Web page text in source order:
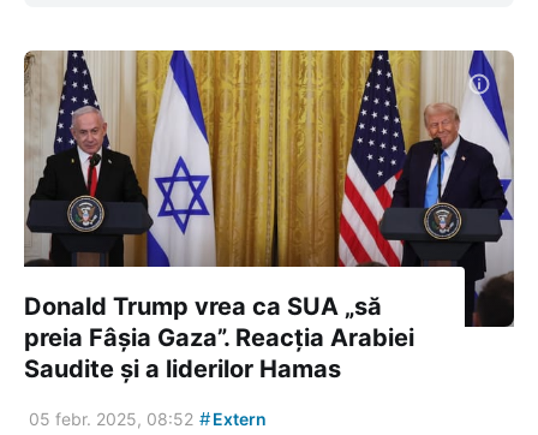
Donald Trump vrea ca SUA „să
preia Fâșia Gaza”. Reacția Arabiei
Saudite și a liderilor Hamas
05 febr. 2025, 08:52 #Extern